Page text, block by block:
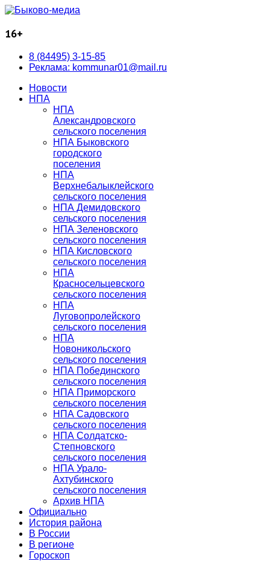
16+
8 (84495) 3-15-85
Реклама: kommunar01@mail.ru
Новости
НПА
НПА
Александровского
сельского поселения
НПА Быковского
городского
поселения
НПА
Верхнебалыклейского
сельского поселения
НПА Демидовского
сельского поселения
НПА Зеленовского
сельского поселения
НПА Кисловского
сельского поселения
НПА
Красносельцевского
сельского поселения
НПА
Луговопролейского
сельского поселения
НПА
Новоникольского
сельского поселения
НПА Побединского
сельского поселения
НПА Приморского
сельского поселения
НПА Садовского
сельского поселения
НПА Солдатско-
Степновского
сельского поселения
НПА Урало-
Ахтубинского
сельского поселения
Архив НПА
Официально
История района
В России
В регионе
Гороскоп